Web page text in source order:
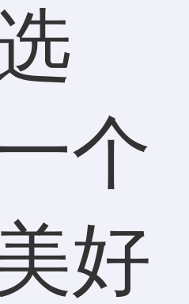
个
好